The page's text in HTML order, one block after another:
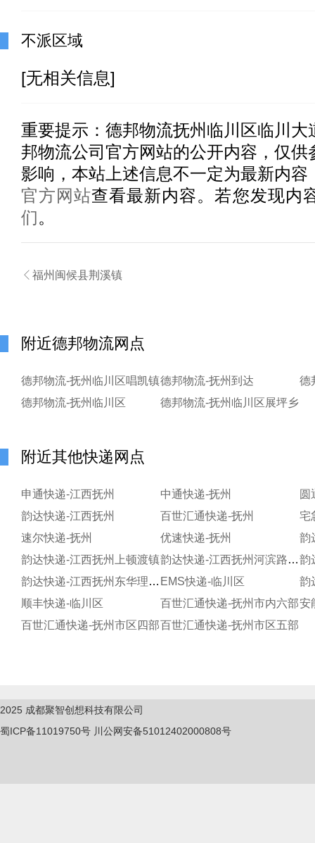
不派区域
[无相关信息]
重要提示： 德邦物流抚州临川区临川大
邦物流公司官方网站的公开内容，仅供
影响，本站上述信息不一定为最新内容
官方网站查看最新内容。若您发现内
们。
 福州闽候县荆溪镇
附近德邦物流网点
德邦物流-抚州临川区唱凯镇德邦物流-抚州到达
德邦物流-抚州临川区
德邦物流-抚州临川区展坪乡
附近其他快递网点
申通快递-江西抚州 中通快递-抚州
圆
韵达快递-江西抚州
百世汇通快递-抚州
宅
速尔快递-抚州
优速快递-抚州
韵达快递-江西抚州上顿渡镇
韵达快递-江西抚州河滨路分部
韵达快递-江西抚州东华理工服务站 EMS快递-临川区
顺丰快递-临川区
百世汇通快递-抚州市内六部安
百世汇通快递-抚州市区四部百世汇通快递-抚州市区五部
2025 成都聚智创想科技有限公司
蜀ICP备11019750号 川公网安备51012402000808号